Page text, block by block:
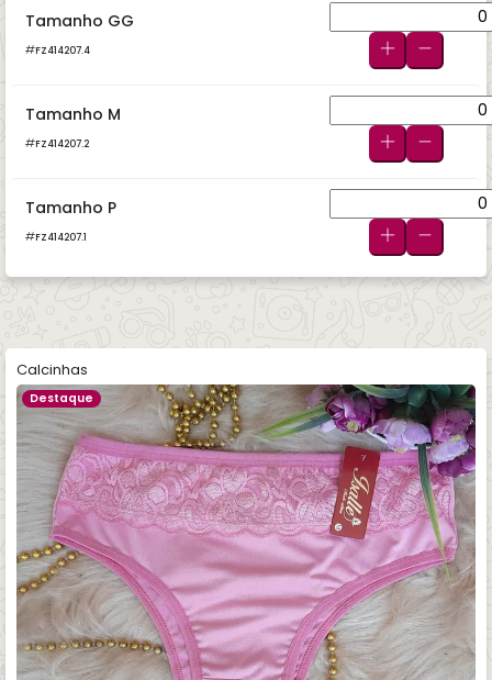
Tamanho GG
FZ414207.4
Tamanho M
FZ414207.2
Tamanho P
FZ414207.1
Calcinhas
Destaque